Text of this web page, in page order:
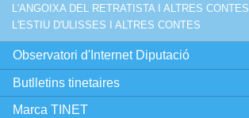
L'ANGOIXA DEL RETRATISTA I ALTRES CONTES
L'ESTIU D'ULISSES I ALTRES CONTES
Observatori d'Internet Diputació
Butlletins tinetaires
Marca TINET